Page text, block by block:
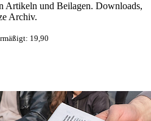
Artikeln und Beilagen. Downloads,
Archiv.
19,90